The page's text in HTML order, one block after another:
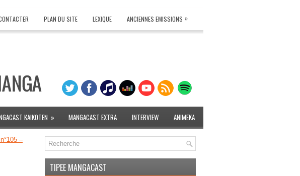
PLAN DU SITE LEXIQUE ANCIENNES EMISSIONS »
KAIKOTEN » MANGACAST EXTRA INTERVIEW ANIMEKA
–
TIPEE MANGACAST